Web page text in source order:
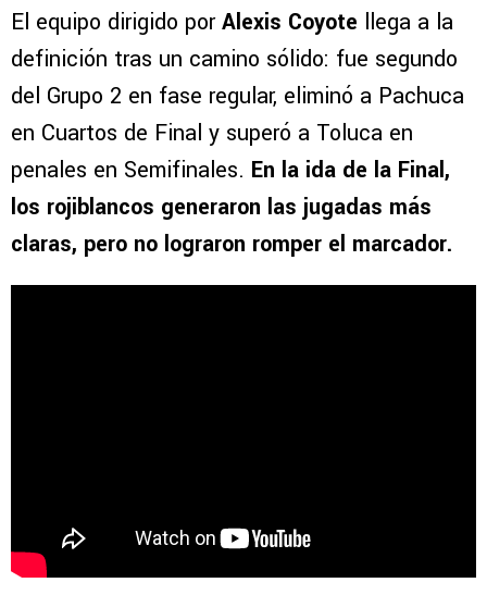
El equipo dirigido porAlexis Coyote llega a la
definición tras un camino sólido: fue segundo
del Grupo 2 en fase regular, eliminó a Pachuca
en Cuartos de Final y superó a Toluca en
penales en Semifinales. En la ida de la Final,
los rojiblancos generaron las jugadas más
claras, pero no lograron romper el marcador.